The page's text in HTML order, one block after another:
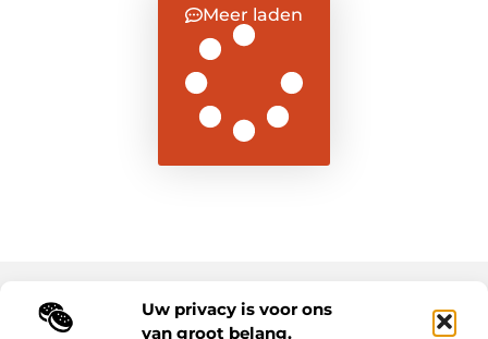
Uw privacy is voor ons
van groot belang.
Meer laden
Main Links